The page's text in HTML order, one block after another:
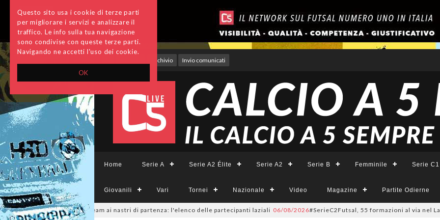
OK
Questo sito usa i cookie di terze parti
per migliorare i servizi e analizzare il
traffico. Le info sulla tua navigazione
sono condivise con queste terze parti.
Navigando ne accetti l'uso dei cookie.
Archivio Invio comunicati
Home Serie A Serie A2 Élite Serie A2 Serie B Femminile Serie C1
Giovanili Vari Tornei Nazionale Video Magazine Partite Odierne
sono 14 i team ai nastri di partenza: l'elenco delle partecipanti laziali 06/08/2026#SerieC2Futsal, 55 formazioni al via nel Lazio: